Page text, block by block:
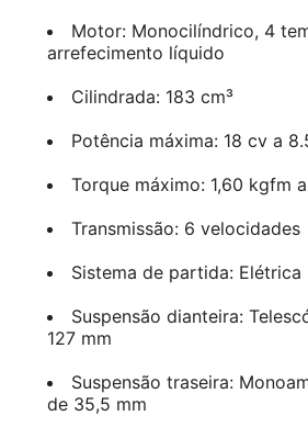
Motor: Monocilíndrico, 4
arrefecimento líquido
Cilindrada: 183 cm³
Potência máxima: 18 cv a
Torque máximo: 1,60 kgfm
Transmissão: 6 velocidades
Sistema de partida: Elétrica
Suspensão dianteira:
127 mm
Suspensão traseira:
de 35,5 mm